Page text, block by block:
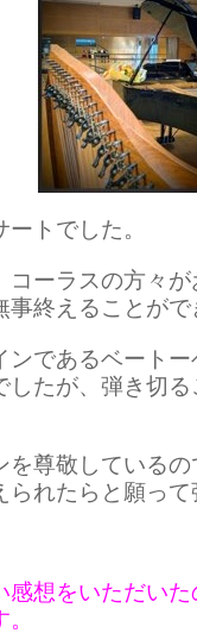
トでした。
コーラスの方々
事終えることがで
ンであるベート
したが、弾き切る
を尊敬している
られたらと願って
感想をいただい